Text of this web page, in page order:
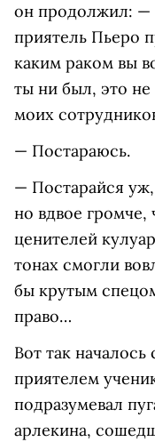
он продолжил: —
приятель Пьеро
каким раком вы
ты ни был, это не
моих
— Постараюсь.
— Постарайся
но вдвое
ценителей
тонах смогли
бы крутым
право…
Вот так
приятелем
подразумевал
арлекина,